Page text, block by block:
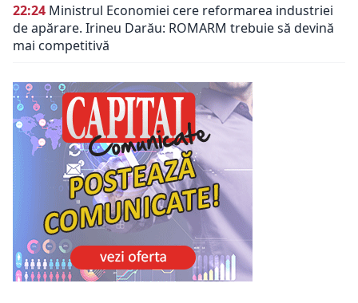
22:24 Ministrul Economiei cere reformarea industriei
de apărare. Irineu Darău: ROMARM trebuie să devină
mai competitivă